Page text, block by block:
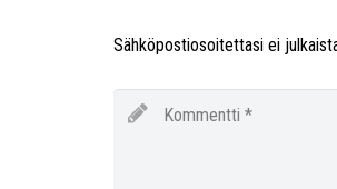
Sähköpostiosoitettasi ei